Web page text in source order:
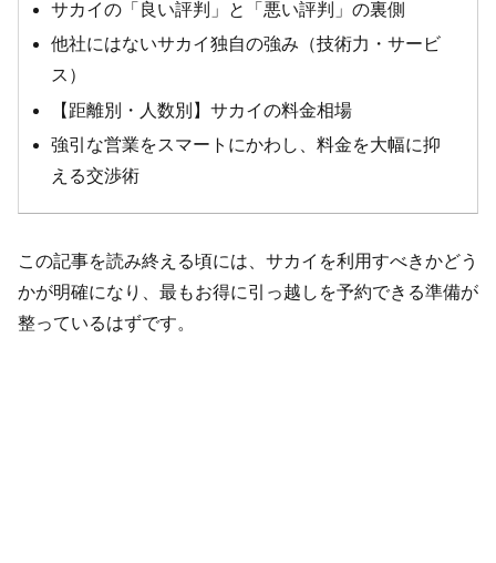
サカイの「良い評判」と「悪い評判」の裏側
他社にはないサカイ独自の強み（技術力・サービ
ス）
【距離別・人数別】サカイの料金相場
強引な営業をスマートにかわし、料金を大幅に抑
える交渉術
この記事を読み終える頃には、サカイを利用すべきかどう
かが明確になり、最もお得に引っ越しを予約できる準備が
整っているはずです。